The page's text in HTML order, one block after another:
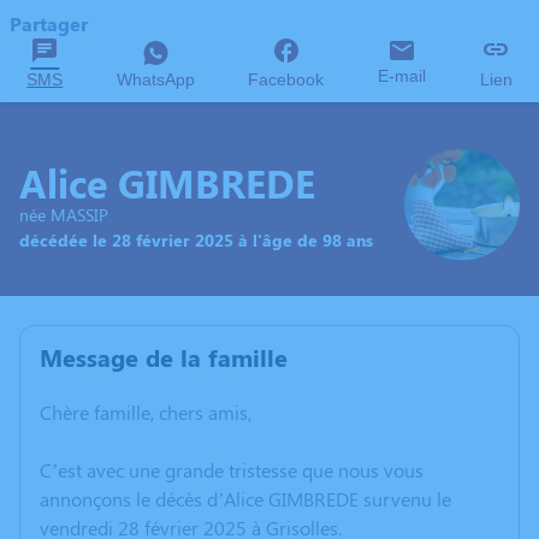
Partager
SMS WhatsApp Facebook E-mail Lien
Alice GIMBREDE
née MASSIP
décédée le 28 février 2025 à l'âge de 98 ans
Message de la famille
Chère famille, chers amis,
C’est avec une grande tristesse que nous vous
annonçons le décès d’Alice GIMBREDE survenu le
vendredi 28 février 2025 à Grisolles.